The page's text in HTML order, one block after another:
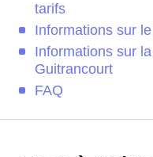
tarifs
Informations sur
Informations sur
Guitrancourt
FAQ